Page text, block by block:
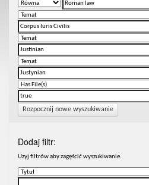
Rozpocznij nowe wyszukiwanie
Dodaj filtr:
Uzyj filtrów aby zagęścić wyszukiwanie.